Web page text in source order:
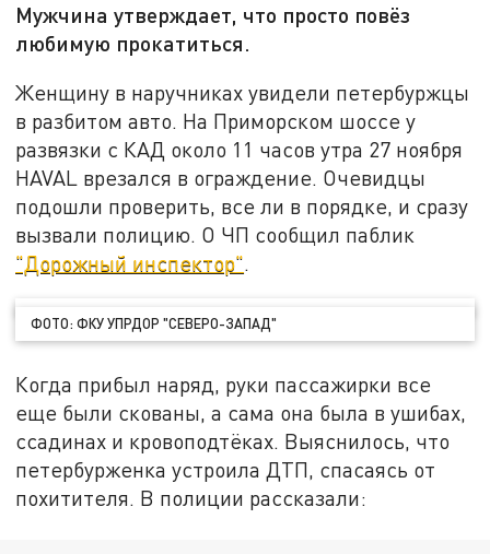
Мужчина утверждает, что просто повёз
любимую прокатиться.
Женщину в наручниках увидели петербуржцы
в разбитом авто. На Приморском шоссе у
развязки с КАД около 11 часов утра 27 ноября
HAVAL врезался в ограждение. Очевидцы
подошли проверить, все ли в порядке, и сразу
вызвали полицию. О ЧП сообщил паблик
"Дорожный инспектор".
ФОТО: ФКУ УПРДОР "СЕВЕРО-ЗАПАД"
Когда прибыл наряд, руки пассажирки все
еще были скованы, а сама она была в ушибах,
ссадинах и кровоподтёках. Выяснилось, что
петербурженка устроила ДТП, спасаясь от
похитителя. В полиции рассказали: